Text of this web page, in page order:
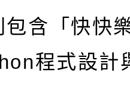
含「快快
程式設計